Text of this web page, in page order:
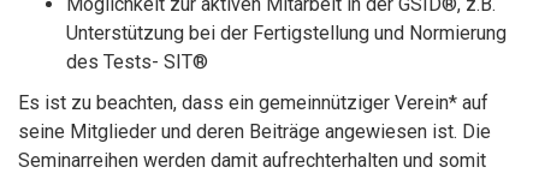
Unterstützung bei der Fertigstellung und Normierung
des Tests- SIT®
Es ist zu beachten, dass ein gemeinnütziger Verein* auf
seine Mitglieder und deren Beiträge angewiesen ist. Die
Seminarreihen werden damit aufrechterhalten und somit